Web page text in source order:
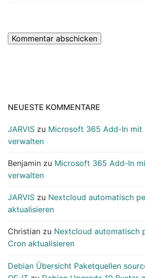
NEUESTE KOMMENTARE
JARVIS zu Microsoft 365 Add-In mit
verwalten
Benjamin zu Microsoft 365 Add-In
verwalten
JARVIS zu Nextcloud automatisch
aktualisieren
Christian zu Nextcloud automatisch
Cron aktualisieren
Debian Übersicht Paketquellen